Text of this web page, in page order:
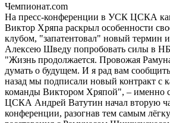
Чемпионат.com
На пресс-конференции в УСК ЦСКА
Виктор Хряпа раскрыл особенности
клубом, "запатентовал" новый термин
Алексею Шведу попробовать силы в
"Жизнь продолжается. Провожая
думать о будущем. И я рад вам
назад мы подписали новый контракт с
команды Виктором Хряпой", – именно с
ЦСКА Андрей Ватутин начал вторую
конференции, разогнав тем самым